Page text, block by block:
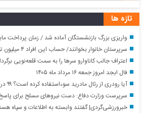
تازه ها
واریزی بزرگ بازنشستگان آماده شد / زمان پرداخت
سرپرستان خانوار بخوانند/ حساب این افراد ۴ میلیون تومان شارژ شد
اعتراف جالب کاناوارو سرها را به سمت قلعه‌نویی برگرداند؛ ژنرال از
فال ابجد امروز جمعه ۱۶ مرداد ماه ۱۴۰۵
آیا رودری از رئال مادرید سوءاستفاده کرده است؟ ۹۹ درصد مطمئن باشید!
سرپرست وزارت دفاع: دست نیروهای مسلح برای پاسخ به تهدیدات پُر است/ به‌زودی خواهند فهمید که فناوری
خبرورزشی‌گردی| گفتند وابسته به اطلاعات و سپاه هستی که سرمربی تیم ملی شدی/ مدیران فوتبال به